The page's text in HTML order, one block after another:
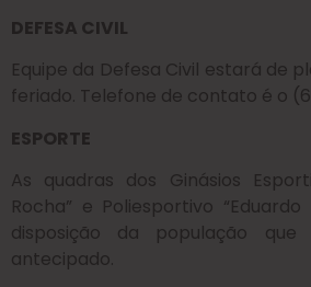
DEFESA CIVIL
Equipe da Defesa Civil estará de
feriado. Telefone de contato é o
ESPORTE
As quadras dos Ginásios
Rocha” e Poliesportivo
disposição da população que
antecipado.